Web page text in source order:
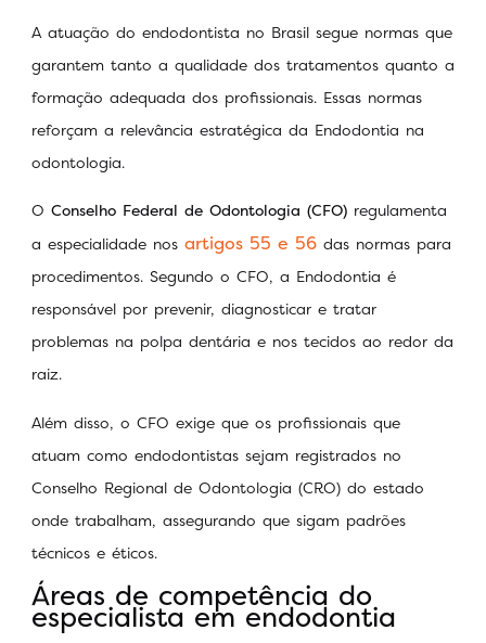
A atuação do endodontista no Brasil segue normas que
garantem tanto a qualidade dos tratamentos quanto a
formação adequada dos profissionais. Essas normas
reforçam a relevância estratégica da Endodontia na
odontologia.
O Conselho Federal de Odontologia (CFO) regulamenta
a especialidade nos artigos 55 e 56 das normas para
procedimentos. Segundo o CFO, a Endodontia é
responsável por prevenir, diagnosticar e tratar
problemas na polpa dentária e nos tecidos ao redor da
raiz.
Além disso, o CFO exige que os profissionais que
atuam como endodontistas sejam registrados no
Conselho Regional de Odontologia (CRO) do estado
onde trabalham, assegurando que sigam padrões
técnicos e éticos.
Áreas de competência do
especialista em endodontia